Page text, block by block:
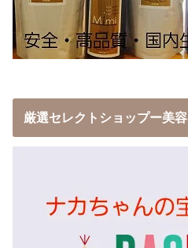
厳選セレクトショップー美容